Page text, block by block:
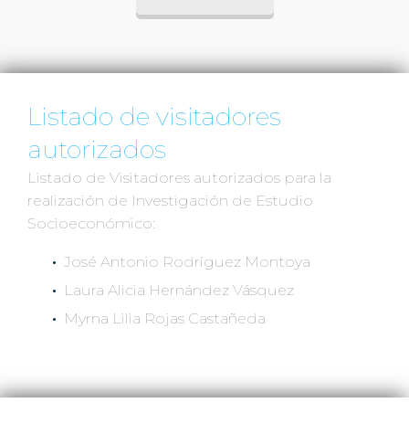
Listado de visitadores
autorizados
Listado de Visitadores autorizados para la
realización de Investigación de Estudio
Socioeconómico:
José Antonio Rodríguez Montoya
Laura Alicia Hernández Vásquez
Myrna Lilia Rojas Castañeda